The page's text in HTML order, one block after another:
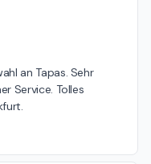
an Tapas. Sehr
Service. Tolles